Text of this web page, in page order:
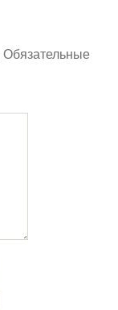
Обязательные